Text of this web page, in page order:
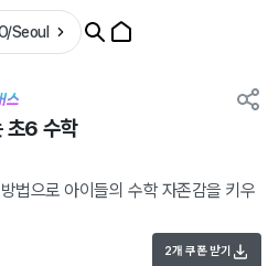
Seoul
초6 수학
법으로 아이들의 수학 자존감을 키우
2개 쿠폰 받기